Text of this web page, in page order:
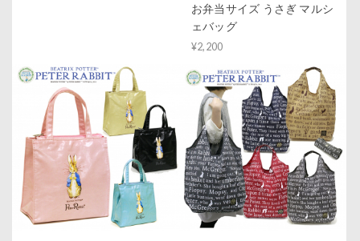
お弁当サイズ うさぎ マルシ
ェバッグ
¥2,200